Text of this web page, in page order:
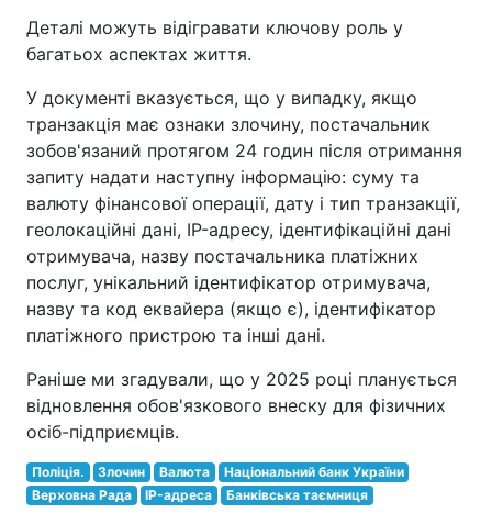
Деталі можуть відігравати ключову роль у
багатьох аспектах життя.
У документі вказується, що у випадку, якщо
транзакція має ознаки злочину, постачальник
зобов'язаний протягом 24 годин після отримання
запиту надати наступну інформацію: суму та
валюту фінансової операції, дату і тип транзакції,
геолокаційні дані, IP-адресу, ідентифікаційні дані
отримувача, назву постачальника платіжних
послуг, унікальний ідентифікатор отримувача,
назву та код еквайера (якщо є), ідентифікатор
платіжного пристрою та інші дані.
Раніше ми згадували, що у 2025 році планується
відновлення обов'язкового внеску для фізичних
осіб-підприємців.
Поліція. Злочин Валюта
Національний банк України
Верховна Рада
IP-адреса Банківська таємниця